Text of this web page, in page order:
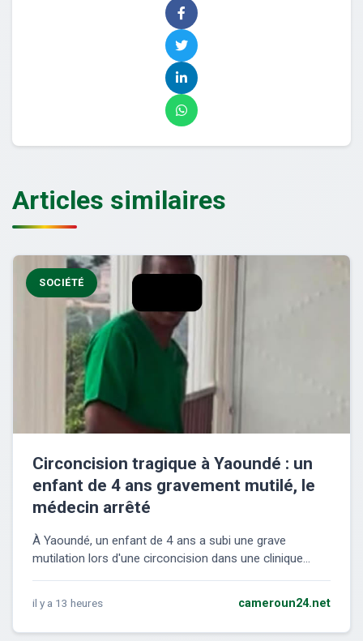
Articles similaires
SOCIÉTÉ
Circoncision tragique à Yaoundé : un
enfant de 4 ans gravement mutilé, le
médecin arrêté
À Yaoundé, un enfant de 4 ans a subi une grave
mutilation lors d'une circoncision dans une clinique...
il y a 13 heures cameroun24.net